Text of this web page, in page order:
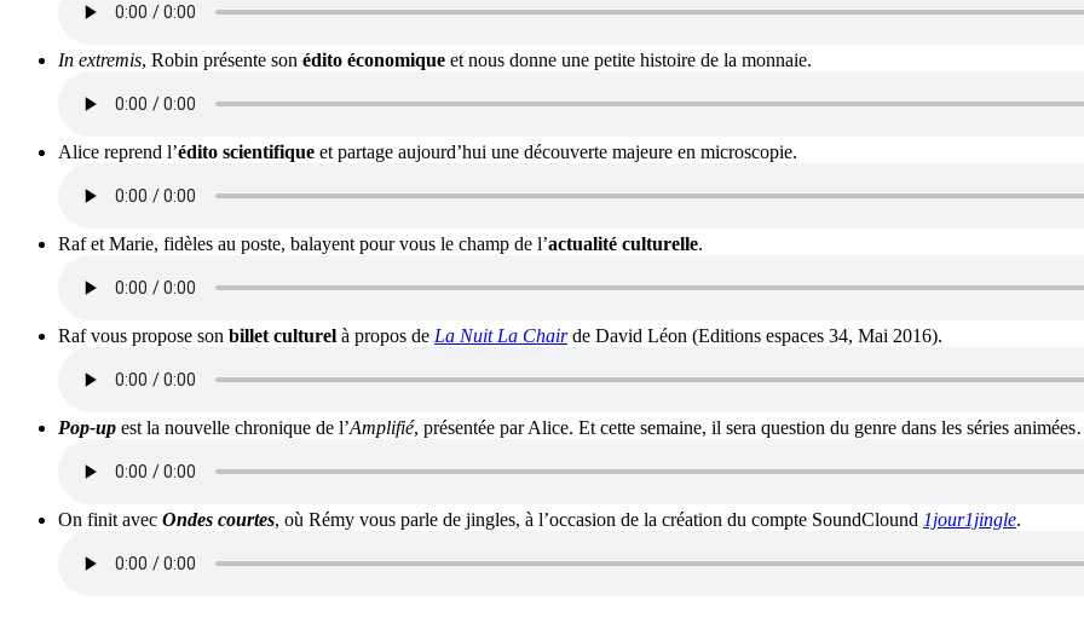
In extremis, Robin présente son édito économique et nous donne une petite histoire de la monnaie.
Alice reprend l’édito scientifique et partage aujourd’hui une découverte majeure en microscopie.
Raf et Marie, fidèles au poste, balayent pour vous le champ de l’actualité culturelle.
Raf vous propose son billet culturel à propos de La Nuit La Chairde David Léon (Editions espaces 34, Mai 2016).
Pop-up est la nouvelle chronique de l’Amplifié, présentée par Alice. Et cette semaine, il sera question du genre dans les séries
On finit avec Ondes courtes, où Rémy vous parle de jingles, à l’occasion de la création du compte SoundClound 1jour1jingle.